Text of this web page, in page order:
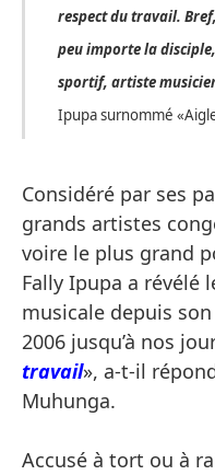
respect du travail.
peu importe la
sportif, artiste
Ipupa surnommé
Considéré par ses
grands artistes
voire le plus grand
Fally Ipupa a révélé
musicale depuis
2006 jusqu’à nos
travail», a-t-il
Muhunga.
Accusé à tort ou à